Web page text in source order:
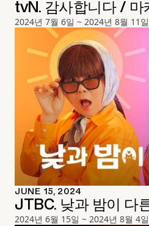
tvN. 감사합니다 / 마
2024년 7월 6일 ~ 2024년 8월 11일
JUNE 15, 2024
JTBC. 낮과 밤이 다
2024년 6월 15일 ~ 2024년 8월 4일